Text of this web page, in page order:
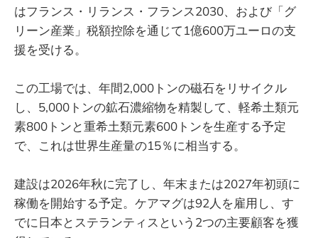
はフランス・リランス・フランス2030、および「グ
リーン産業」税額控除を通じて1億600万ユーロの支
援を受ける。
この工場では、年間2,000トンの磁石をリサイクル
し、5,000トンの鉱石濃縮物を精製して、軽希土類元
素800トンと重希土類元素600トンを生産する予定
で、これは世界生産量の15％に相当する。
建設は2026年秋に完了し、年末または2027年初頭に
稼働を開始する予定。ケアマグは92人を雇用し、す
でに日本とステランティスという2つの主要顧客を獲